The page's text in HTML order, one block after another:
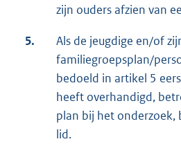
zijn ouders afzien van
5.
Als de jeugdige en/of
familiegroepsplan/
bedoeld in artikel 5
heeft overhandigd,
plan bij het onderzoek,
lid.